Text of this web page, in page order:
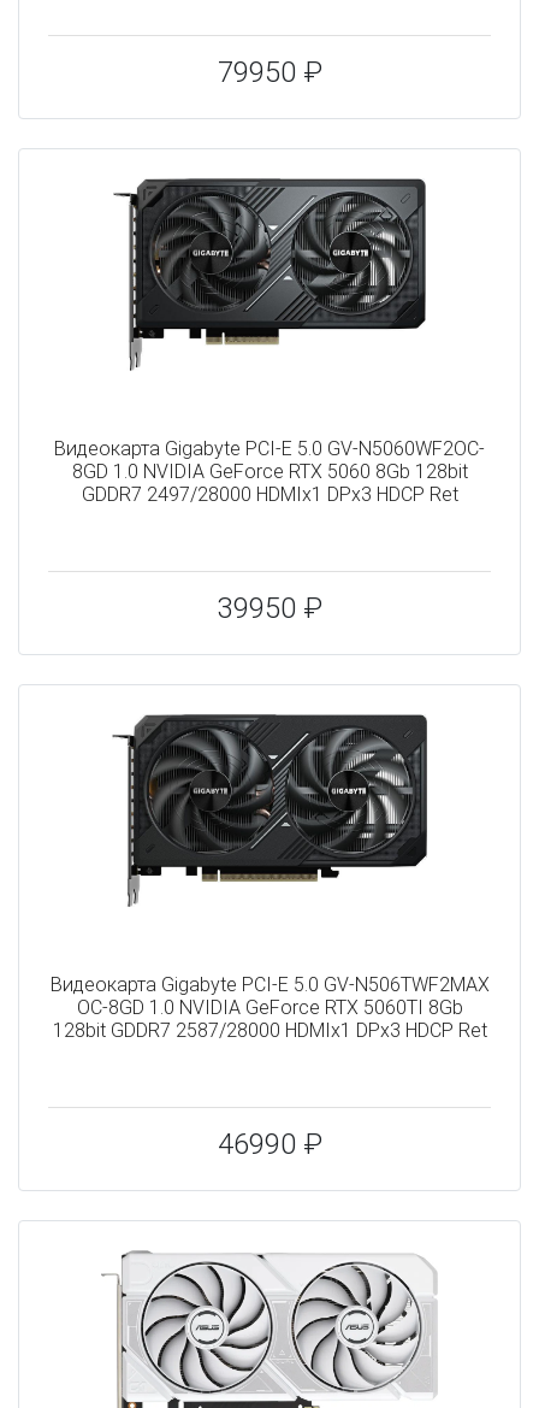
79950 ₽
Видеокарта Gigabyte PCI-E 5.0 GV-N5060WF2OC-
8GD 1.0 NVIDIA GeForce RTX 5060 8Gb 128bit
GDDR7 2497/28000 HDMIx1 DPx3 HDCP Ret
39950 ₽
Видеокарта Gigabyte PCI-E 5.0 GV-N506TWF2MAX
OC-8GD 1.0 NVIDIA GeForce RTX 5060TI 8Gb
128bit GDDR7 2587/28000 HDMIx1 DPx3 HDCP Ret
46990 ₽